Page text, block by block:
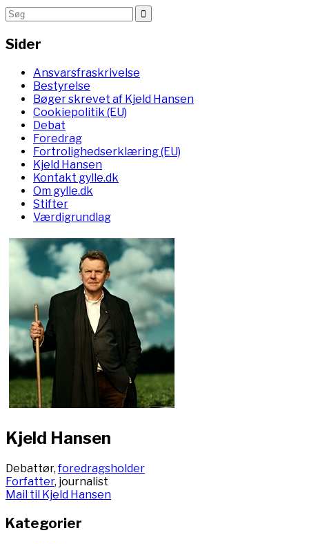
Sider
Ansvarsfraskrivelse
Bestyrelse
Bøger skrevet af Kjeld Hansen
Cookiepolitik (EU)
Debat
Foredrag
Fortrolighedserklæring (EU)
Kjeld Hansen
Kontakt gylle.dk
Om gylle.dk
Stifter
Værdigrundlag
Kjeld Hansen
Debattør,foredragsholder
Forfatter, journalist
Mail til Kjeld Hansen
Kategorier